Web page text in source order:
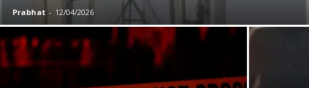
Prabhat - 12/04/2026